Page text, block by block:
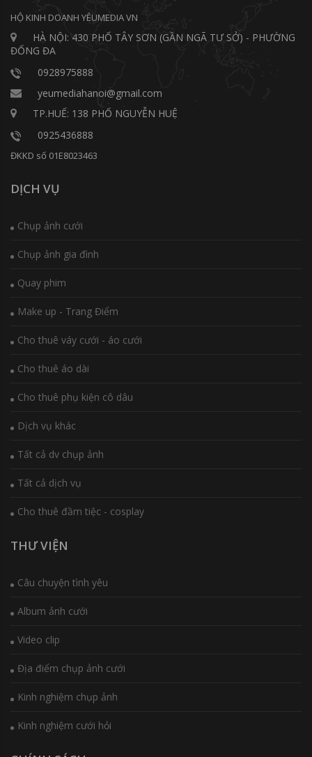
HỘ KINH DOANH YÊUMEDIA VN
HÀ NỘI: 430 PHỐ TÂY SƠN (GẦN NGÃ TƯ SỞ) - PHƯỜNG
ĐỐNG ĐA
0928975888
yeumediahanoi@gmail.com
TP.HUẾ: 138 PHỐ NGUYỄN HUỆ
0925436888
ĐKKD số 01E8023463
DỊCH VỤ
Chụp ảnh cưới
Chụp ảnh gia đình
Quay phim
Make up - Trang Điểm
Cho thuê váy cưới - áo cưới
Cho thuê áo dài
Cho thuê phụ kiện cô dâu
Dịch vụ khác
Tất cả dv chụp ảnh
Tất cả dịch vụ
Cho thuê đầm tiệc - cosplay
THƯ VIỆN
Câu chuyện tình yêu
Album ảnh cưới
Video clip
Địa điểm chụp ảnh cưới
Kinh nghiệm chụp ảnh
Kinh nghiệm cưới hỏi